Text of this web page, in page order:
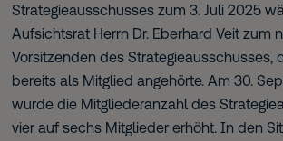
Strategieausschusses zum 3. Juli 2025
Aufsichtsrat Herrn Dr. Eberhard Veit zum
Vorsitzenden des Strategieausschusses,
bereits als Mitglied angehörte. Am 30.
wurde die Mitgliederanzahl des
vier auf sechs Mitglieder erhöht. In den